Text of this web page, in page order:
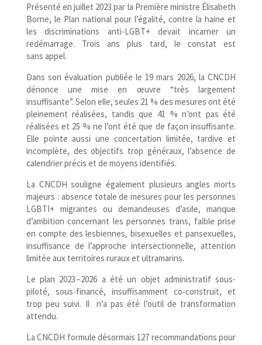
Présenté en juillet 2023 par la Première ministre Élisabeth
Borne, le Plan national pour l’égalité, contre la haine et
les discriminations anti-​LGBT+ devait incarner un
redémarrage. Trois ans plus tard, le constat est
sans appel.
Dans son évaluation publiée le 19 mars 2026, la CNCDH
dénonce une mise en œuvre “très largement
insuffisante”. Selon elle, seules 21 % des mesures ont été
pleinement réalisées, tandis que 41 % n’ont pas été
réalisées et 25 % ne l’ont été que de façon insuffisante.
Elle pointe aussi une concertation limitée, tardive et
incomplète, des objectifs trop généraux, l’absence de
calendrier précis et de moyens identifiés.
La CNCDH souligne également plusieurs angles morts
majeurs : absence totale de mesures pour les personnes
LGBTI+ migrantes ou demandeuses d’asile, manque
d’ambition concernant les personnes trans, faible prise
en compte des lesbiennes, bisexuelles et pansexuelles,
insuffisance de l’approche intersectionnelle, attention
limitée aux territoires ruraux et ultramarins.
Le plan 2023 – 2026 a été un objet administratif sous-​
piloté, sous-​financé, insuffisamment co-​construit, et
trop peu suivi. Il n’a pas été l’outil de transformation
attendu.
La CNCDH formule désormais 127 recommandations pour